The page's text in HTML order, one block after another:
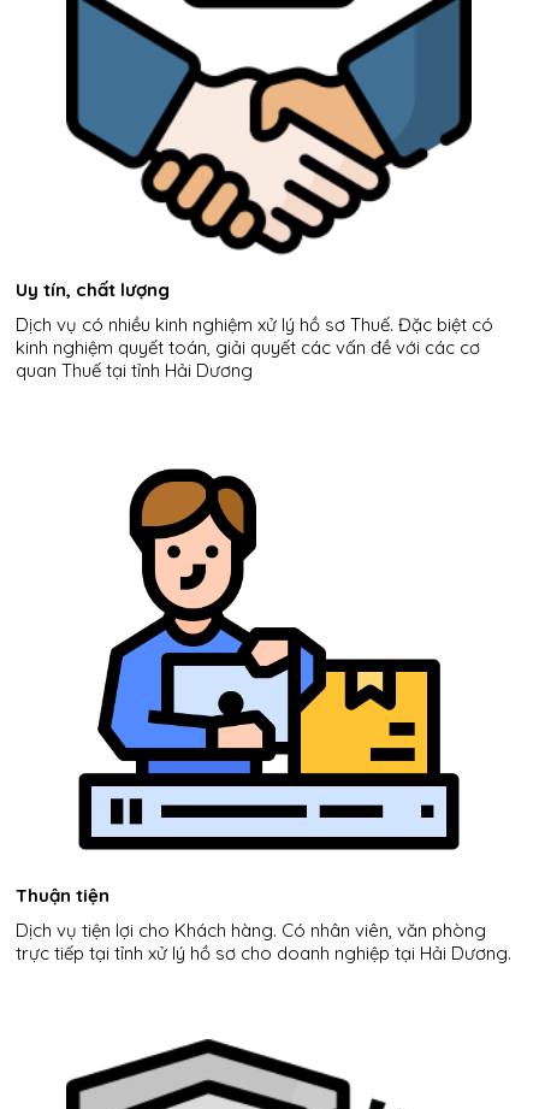
Uy tín, chất lượng
Dịch vụ có nhiều kinh nghiệm xử lý hồ sơThuế. Đặc biệt có
kinh nghiệm quyếttoán, giải quyết các vấn đề với các cơ
quanThuế tại tỉnh Hải Dương
Thuậntiện
Dịch vụ tiện lợi cho Khách hàng. Có nhân viên, văn phòng
trực tiếp tại tỉnh xử lý hồ sơ cho doanh nghiệptại Hải Dương.